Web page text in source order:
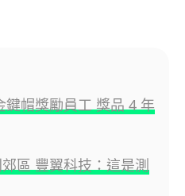
鍵帽獎勵員工 獎品 4 年
區 豐翼科技：這是測